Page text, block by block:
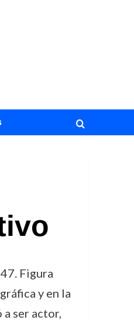
Figura
y en la
ser actor,